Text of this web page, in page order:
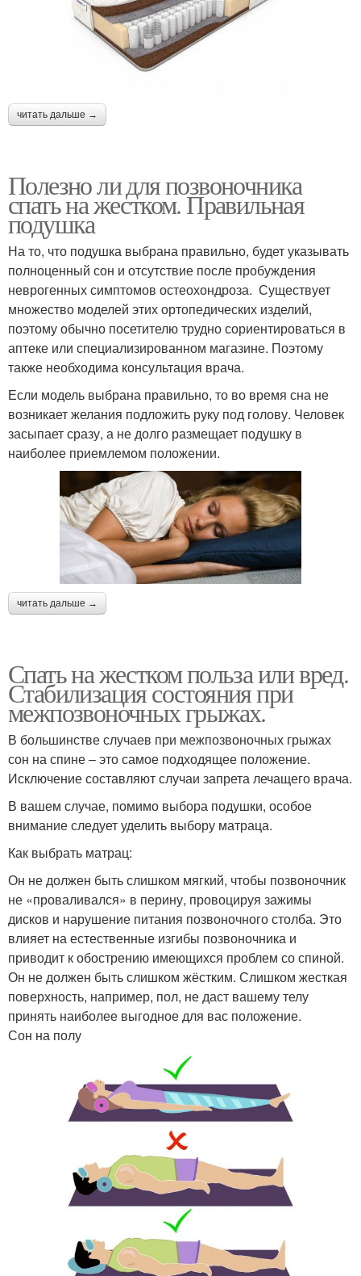
читать дальше →
Полезно ли для позвоночника
спать на жестком. Правильная
подушка
На то, что подушка выбрана правильно, будет указывать
полноценный сон и отсутствие после пробуждения
неврогенных симптомов остеохондроза. Существует
множество моделей этих ортопедических изделий,
поэтому обычно посетителю трудно сориентироваться в
аптеке или специализированном магазине. Поэтому
также необходима консультация врача.
Если модель выбрана правильно, то во время сна не
возникает желания подложить руку под голову. Человек
засыпает сразу, а не долго размещает подушку в
наиболее приемлемом положении.
читать дальше →
Спать на жестком польза или вред.
Стабилизация состояния при
межпозвоночных грыжах.
В большинстве случаев при межпозвоночных грыжах
сон на спине – это самое подходящее положение.
Исключение составляют случаи запрета лечащего врача.
В вашем случае, помимо выбора подушки, особое
внимание следует уделить выбору матраца.
Как выбрать матрац:
Он не должен быть слишком мягкий, чтобы позвоночник
не «проваливался» в перину, провоцируя зажимы
дисков и нарушение питания позвоночного столба. Это
влияет на естественные изгибы позвоночника и
приводит к обострению имеющихся проблем со спиной.
Он не должен быть слишком жёстким. Слишком жесткая
поверхность, например, пол, не даст вашему телу
принять наиболее выгодное для вас положение.
Сон на полу